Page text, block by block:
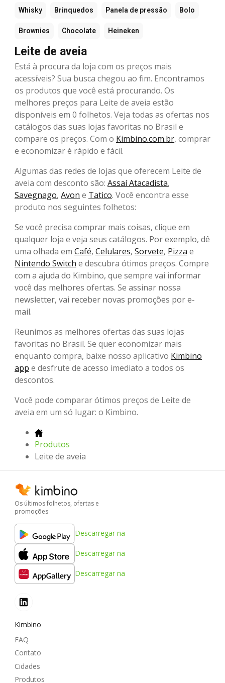
Whisky Brinquedos Panela de pressão Bolo
Brownies Chocolate Heineken
Leite de aveia
Está à procura da loja com os preços mais
acessíveis? Sua busca chegou ao fim. Encontramos
os produtos que você está procurando. Os
melhores preços para Leite de aveia estão
disponíveis em 0 folhetos. Veja todas as ofertas nos
catálogos das suas lojas favoritas no Brasil e
compare os preços. Com o Kimbino.com.br, comprar
e economizar é rápido e fácil.
Algumas das redes de lojas que oferecem Leite de
aveia com desconto são: Assaí Atacadista,
Savegnago, Avon e Tatico. Você encontra esse
produto nos seguintes folhetos:
Se você precisa comprar mais coisas, clique em
qualquer loja e veja seus catálogos. Por exemplo, dê
uma olhada em Café, Celulares, Sorvete, Pizza e
Nintendo Switch e descubra ótimos preços. Compre
com a ajuda do Kimbino, que sempre vai informar
você das melhores ofertas. Se assinar nossa
newsletter, vai receber novas promoções por e-
mail.
Reunimos as melhores ofertas das suas lojas
favoritas no Brasil. Se quer economizar mais
enquanto compra, baixe nosso aplicativo Kimbino
app e desfrute de acesso imediato a todos os
descontos.
Você pode comparar ótimos preços de Leite de
aveia em um só lugar: o Kimbino.
Produtos
Leite de aveia
Os últimos folhetos, ofertas e
promoções
Descarregar na
Descarregar na
Descarregar na
Kimbino
FAQ
Contato
Cidades
Produtos